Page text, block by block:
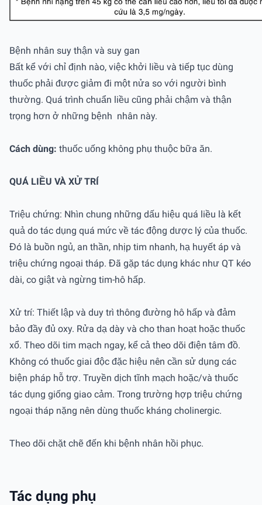
Bệnh nhân suy thận và suy gan
Bất kể với chỉ định nào, việc khởi liều và tiếp tục dùng
thuốc phải được giảm đi một nửa so với người bình
thường. Quá trình chuẩn liều cũng phải chậm và thận
trọng hơn ở những bệnh nhân này.
Cách dùng: thuốc uống không phụ thuộc bữa ăn.
QUÁ LIỀU VÀ XỬ TRÍ
Triệu chứng: Nhìn chung những dấu hiệu quá liều là kết
quả do tác dụng quá mức về tác động dược lý của thuốc.
Đó là buồn ngủ, an thần, nhịp tim nhanh, hạ huyết áp và
triệu chứng ngoại tháp. Đã gặp tác dụng khác như QT kéo
dài, co giật và ngừng tim-hô hấp.
Xử trí: Thiết lập và duy trì thông đường hô hấp và đảm
bảo đầy đủ oxy. Rửa dạ dày và cho than hoạt hoặc thuốc
xổ. Theo dõi tim mạch ngay, kể cả theo dõi điện tâm đồ.
Không có thuốc giai độc đặc hiệu nên cần sử dụng các
biện pháp hỗ trợ. Truyền dịch tĩnh mạch hoặc/và thuốc
tác dụng giống giao cảm. Trong trường hợp triệu chứng
ngoại tháp nặng nên dùng thuốc kháng cholinergic.
Theo dõi chặt chẽ đến khi bệnh nhân hồi phục.
Tác dụng phụ